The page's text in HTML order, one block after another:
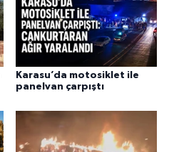
Karasu’da motosiklet ile
panelvan çarpıştı